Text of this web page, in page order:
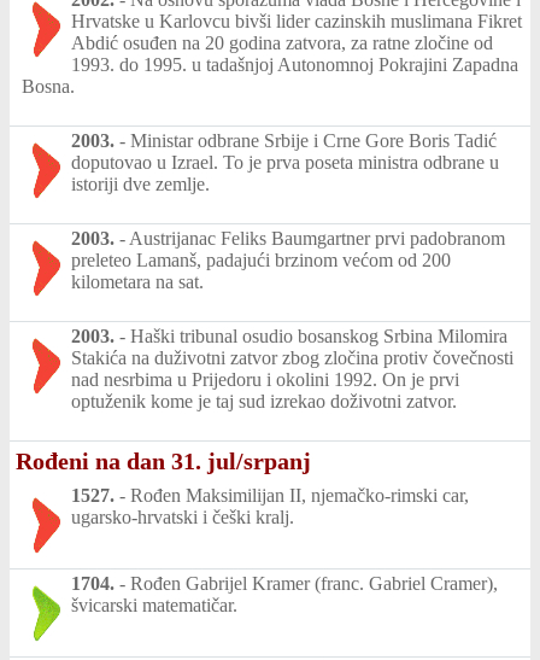
Hrvatske u Karlovcu bivši lider cazinskih muslimana Fikret
Abdić osuđen na 20 godina zatvora, za ratne zločine od
1993. do 1995. u tadašnjoj Autonomnoj Pokrajini Zapadna
Bosna.
2003. - Ministar odbrane Srbije i Crne Gore Boris Tadić
doputovao u Izrael. To je prva poseta ministra odbrane u
istoriji dve zemlje.
2003. - Austrijanac Feliks Baumgartner prvi padobranom
preleteo Lamanš, padajući brzinom većom od 200
kilometara na sat.
2003. - Haški tribunal osudio bosanskog Srbina Milomira
Stakića na duživotni zatvor zbog zločina protiv čovečnosti
nad nesrbima u Prijedoru i okolini 1992. On je prvi
optuženik kome je taj sud izrekao doživotni zatvor.
Rođeni na dan 31. jul/srpanj
1527. - Rođen Maksimilijan II, njemačko-rimski car,
ugarsko-hrvatski i češki kralj.
1704. - Rođen Gabrijel Kramer (franc. Gabriel Cramer),
švicarski matematičar.